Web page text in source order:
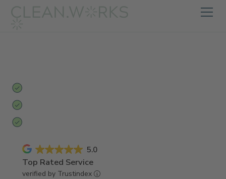
5.0
Top Rated Service
verified by Trustindex